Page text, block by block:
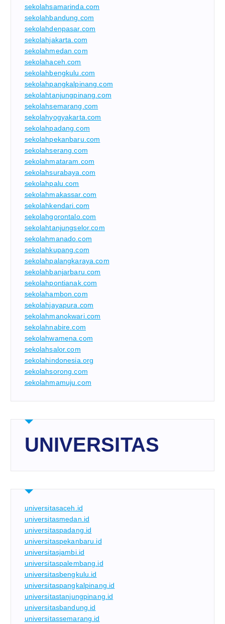
sekolahsamarinda.com
sekolahbandung.com
sekolahdenpasar.com
sekolahjakarta.com
sekolahmedan.com
sekolahaceh.com
sekolahbengkulu.com
sekolahpangkalpinang.com
sekolahtanjungpinang.com
sekolahsemarang.com
sekolahyogyakarta.com
sekolahpadang.com
sekolahpekanbaru.com
sekolahserang.com
sekolahmataram.com
sekolahsurabaya.com
sekolahpalu.com
sekolahmakassar.com
sekolahkendari.com
sekolahgorontalo.com
sekolahtanjungselor.com
sekolahmanado.com
sekolahkupang.com
sekolahpalangkaraya.com
sekolahbanjarbaru.com
sekolahpontianak.com
sekolahambon.com
sekolahjayapura.com
sekolahmanokwari.com
sekolahnabire.com
sekolahwamena.com
sekolahsalor.com
sekolahindonesia.org
sekolahsorong.com
sekolahmamuju.com
UNIVERSITAS
universitasaceh.id
universitasmedan.id
universitaspadang.id
universitaspekanbaru.id
universitasjambi.id
universitaspalembang.id
universitasbengkulu.id
universitaspangkalpinang.id
universitastanjungpinang.id
universitasbandung.id
universitassemarang.id